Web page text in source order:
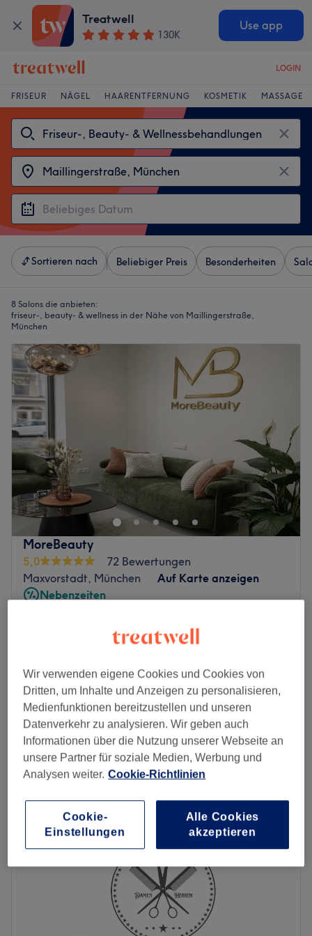
Treatwell
130K
Use app
LOGIN
FRISEUR NÄGEL HAARENTFERNUNG KOSMETIK MASSAGE
Sortieren nach Beliebiger Preis Besonderheiten
8 Salons die anbieten:
friseur-, beauty- & wellness in der Nähe von Maillingerstraße,
München
MoreBeauty
5,0
72 Bewertungen
Maxvorstadt, München
Auf Karte anzeigen
Nebenzeiten
- Alexandrit & Nd:YAG-Laser +
Spare bis zu 100%
Achseln, Intim (inkl. Pofalte), Beine komplett
1 Std.
269 €
Alexandrit & Nd:YAG - Laser: Achseln, Intim +
Unterschenkel
40 Min.
239 €
Schnellansicht Saloninfos
Montag 08:00–20:00
Dienstag
08:00–20:00
Mittwoch
08:00–20:00
Donnerstag
08:00–20:00
08:00
08:00
Geschlossen
Wir verwenden eigene Cookies und Cookies von
Dritten, um Inhalte und Anzeigen zu personalisieren,
Medienfunktionen bereitzustellen und unseren
Datenverkehr zu analysieren. Wir geben auch
Informationen über die Nutzung unserer Webseite an
unsere Partner für soziale Medien, Werbung und
Analysen weiter. Cookie-Richtlinien
Cookie-
Einstellungen
Alle Cookies
akzeptieren